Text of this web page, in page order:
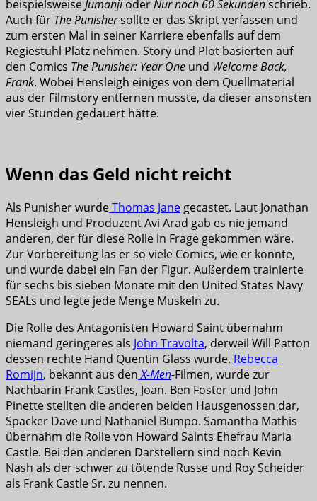
beispielsweiseJumanjioderNur noch 60 Sekundenschrieb.
Auch für The Punishersollte er das Skript verfassen und
zum ersten Mal in seiner Karriere ebenfalls auf dem
Regiestuhl Platz nehmen. Story und Plot basierten auf
den Comics The Punisher: Year One und Welcome Back,
Frank. Wobei Hensleigh einiges von dem Quellmaterial
aus der Filmstory entfernen musste, da dieser ansonsten
vier Stunden gedauert hätte.
Wenn das Geld nicht reicht
Als Punisher wurdeThomas Jane gecastet. Laut Jonathan
Hensleigh und Produzent Avi Arad gab es nie jemand
anderen, der für diese Rolle in Frage gekommen wäre.
Zur Vorbereitung las er so viele Comics, wie er konnte,
und wurde dabei ein Fan der Figur. Außerdem trainierte
für sechs bis sieben Monate mit den United States Navy
SEALs und legte jede Menge Muskeln zu.
Die Rolle des Antagonisten Howard Saint übernahm
niemand geringeres als John Travolta, derweil Will Patton
dessen rechte Hand Quentin Glass wurde. Rebecca
Romijn, bekannt aus denX-Men-Filmen, wurde zur
Nachbarin Frank Castles, Joan. Ben Foster und John
Pinette stellten die anderen beiden Hausgenossen dar,
Spacker Dave und Nathaniel Bumpo. Samantha Mathis
übernahm die Rolle von Howard Saints Ehefrau Maria
Castle. Bei den anderen Darstellern sind noch Kevin
Nash als der schwer zu tötende Russe und Roy Scheider
als Frank Castle Sr. zu nennen.